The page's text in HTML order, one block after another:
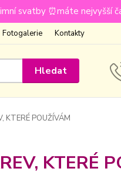
svatby ⏰máte nejvyšší
Fotogalerie Kontakty
Hledat
KTERÉ POUŽÍVÁM
KTERÉ